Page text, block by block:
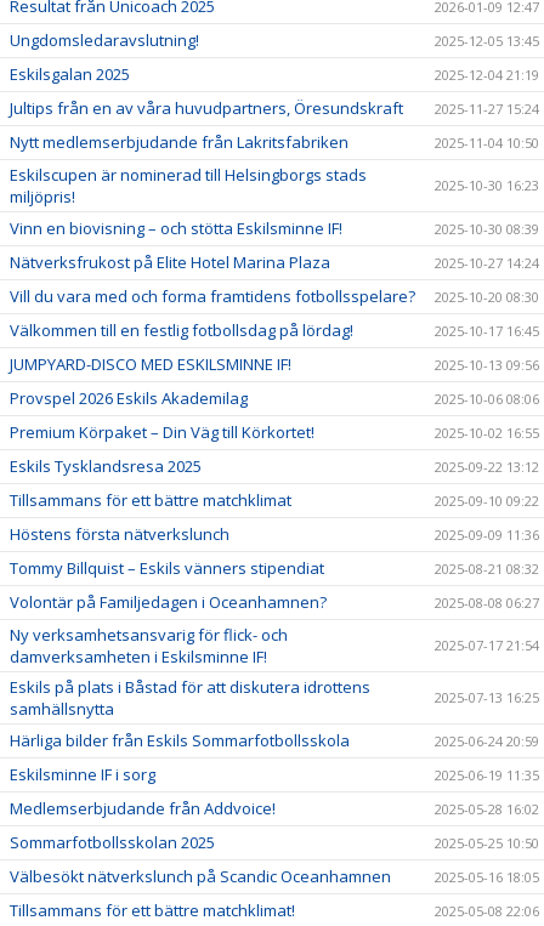
Resultat från Unicoach 2025 2026-01-09 12:47
Ungdomsledaravslutning! 2025-12-05 13:45
Eskilsgalan 2025 2025-12-04 21:19
Jultips från en av våra huvudpartners, Öresundskraft 2025-11-27 15:24
Nytt medlemserbjudande från Lakritsfabriken 2025-11-04 10:50
Eskilscupen är nominerad till Helsingborgs stads
miljöpris!
2025-10-30 16:23
Vinn en biovisning – och stötta Eskilsminne IF! 2025-10-30 08:39
Nätverksfrukost på Elite Hotel Marina Plaza 2025-10-27 14:24
Vill du vara med och forma framtidens fotbollsspelare? 2025-10-20 08:30
Välkommen till en festlig fotbollsdag på lördag! 2025-10-17 16:45
JUMPYARD-DISCO MED ESKILSMINNE IF! 2025-10-13 09:56
Provspel 2026 Eskils Akademilag 2025-10-06 08:06
Premium Körpaket – Din Väg till Körkortet! 2025-10-02 16:55
Eskils Tysklandsresa 2025 2025-09-22 13:12
Tillsammans för ett bättre matchklimat 2025-09-10 09:22
Höstens första nätverkslunch 2025-09-09 11:36
Tommy Billquist – Eskils vänners stipendiat 2025-08-21 08:32
Volontär på Familjedagen i Oceanhamnen? 2025-08-08 06:27
Ny verksamhetsansvarig för flick- och
damverksamheten i Eskilsminne IF!
2025-07-17 21:54
Eskils på plats i Båstad för att diskutera idrottens
samhällsnytta
2025-07-13 16:25
Härliga bilder från Eskils Sommarfotbollsskola 2025-06-24 20:59
Eskilsminne IF i sorg 2025-06-19 11:35
Medlemserbjudande från Addvoice! 2025-05-28 16:02
Sommarfotbollsskolan 2025 2025-05-25 10:50
Välbesökt nätverkslunch på Scandic Oceanhamnen 2025-05-16 18:05
Tillsammans för ett bättre matchklimat! 2025-05-08 22:06